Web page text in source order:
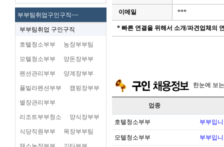
부부팀취업구인구직~~
부부팀취업 구인구직
호텔청소부부 농장부부팀
모텔청소부부 양돈장부부
펜션관리부부 양계장부부
플빌라펜션부부 캠핑장부부
별장관리부부
리조트부부청소 양식장부부
식당직원부부 목장부부팀
이메일 ***
* 빠른 연결을 위해서 소개/파견업체의
한눈에 보
업종
호텔청소부부 부부입
모텔청소부부 부부입